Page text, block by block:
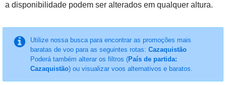
a disponibilidade podem ser alterados em qualquer altura.
Utilize nossa busca para encontrar as promoções mais
baratas de voo para as seguintes rotas: Cazaquistão
Poderá também alterar os filtros (País de partida:
Cazaquistão) ou visualizar voos alternativos e baratos.